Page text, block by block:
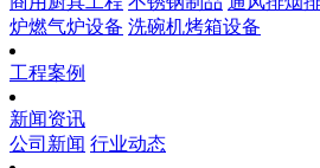
炉燃气炉设备 洗碗机烤箱设备
工程案例
新闻资讯
公司新闻 行业动态